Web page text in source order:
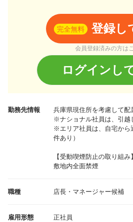
完全無料 登録し
会員登録済みの方は
ログインし
勤務先情報 兵庫県現住所を考慮して配
※ナショナル社員は、引越
※エリア社員は、自宅から
件あり）
【受動喫煙防止の取り組み】
敷地内全面禁煙
職種 店長・マネージャー候補
雇用形態 正社員